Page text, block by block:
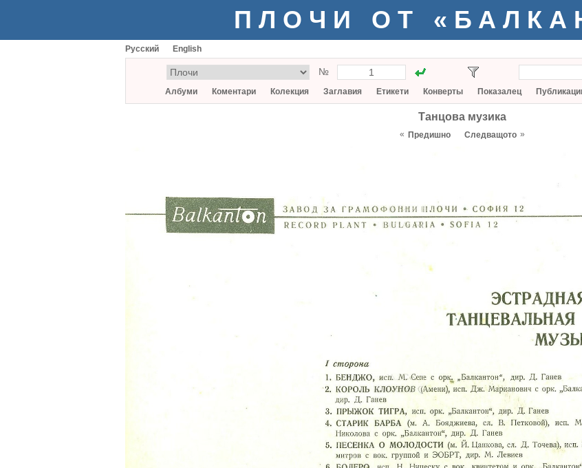
ПЛОЧИ ОТ
Русский English
№
Албуми Коментари Колекция Заглавия Етикети Конверты Показалец
Танцова музика
« Предишно Следващото »